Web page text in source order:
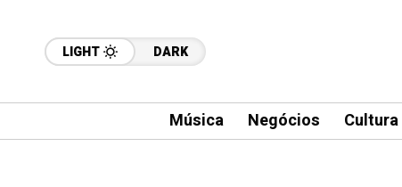
LIGHT DARK
Música Negócios Cultura